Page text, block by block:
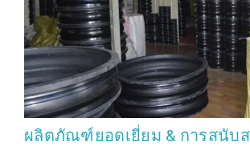
ผลิตภัณฑ์ยอดเยี่ยม & การสนับ